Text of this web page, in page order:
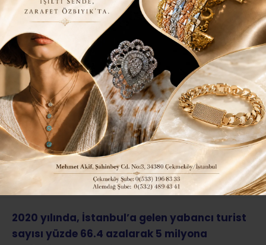
Ana Sayfa›Ekonomi
İSTANBUL TURİZM’DE
YÜZDE 66.4 KAYIP
YAŞADI..
Giriş: 17-02-2021 16:53 683 Ekonomi Tüm Manşetler
ABONE OL
2020 yılında, İstanbul’a gelen yabancı turist
sayısı yüzde 66.4 azalarak 5 milyona